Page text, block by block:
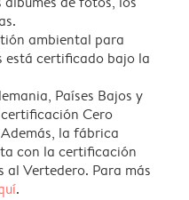
ambiental para
está certificado bajo la
Países Bajos y
Cero
la fábrica
con la certificación
al Vertedero. Para más
.